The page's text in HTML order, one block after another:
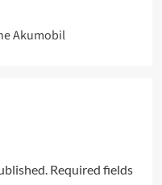
Akumobil
Required fields